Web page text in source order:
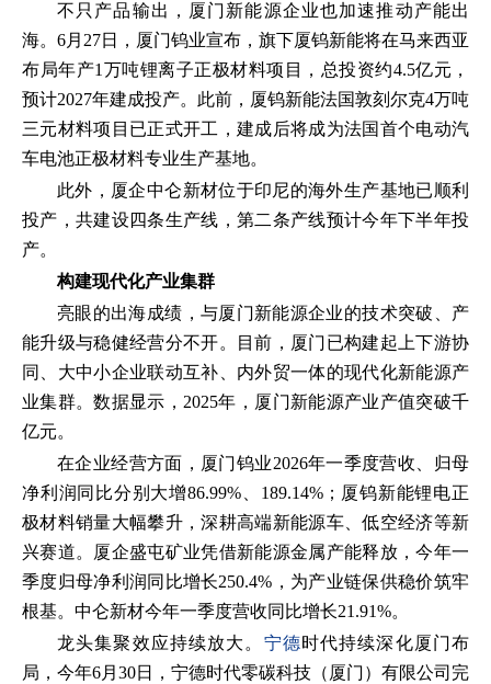
不只产品输出，厦门新能源企业也加速推动产能出
海。6月27日，厦门钨业宣布，旗下厦钨新能将在马来西亚
布局年产1万吨锂离子正极材料项目，总投资约4.5亿元，
预计2027年建成投产。此前，厦钨新能法国敦刻尔克4万吨
三元材料项目已正式开工，建成后将成为法国首个电动汽
车电池正极材料专业生产基地。
此外，厦企中仑新材位于印尼的海外生产基地已顺利
投产，共建设四条生产线，第二条产线预计今年下半年投
产。
构建现代化产业集群
亮眼的出海成绩，与厦门新能源企业的技术突破、产
能升级与稳健经营分不开。目前，厦门已构建起上下游协
同、大中小企业联动互补、内外贸一体的现代化新能源产
业集群。数据显示，2025年，厦门新能源产业产值突破千
亿元。
在企业经营方面，厦门钨业2026年一季度营收、归母
净利润同比分别大增86.99%、189.14%；厦钨新能锂电正
极材料销量大幅攀升，深耕高端新能源车、低空经济等新
兴赛道。厦企盛屯矿业凭借新能源金属产能释放，今年一
季度归母净利润同比增长250.4%，为产业链保供稳价筑牢
根基。中仑新材今年一季度营收同比增长21.91%。
龙头集聚效应持续放大。 宁德时代持续深化厦门布
局，今年6月30日，宁德时代零碳科技（厦门）有限公司完